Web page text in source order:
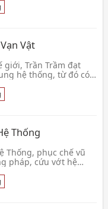
Độ
Vật
giới, Trần Trầm đạt
hệ thống, từ đó có
Thống
Thống, phục chế vũ
pháp, cứu vớt hệ